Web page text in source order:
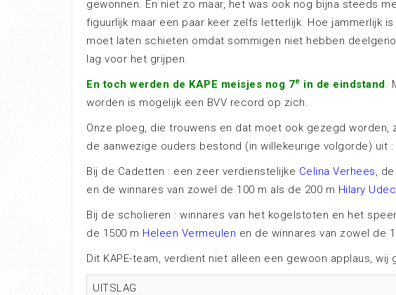
gewonnen. En niet zo maar, het was ook nog bijna steeds
figuurlijk maar een paar keer zelfs letterlijk. Hoe jammerlijk
moet laten schieten omdat sommigen niet hebben
lag voor het grijpen.
En toch werden de KAPE meisjes nog 7e in de eindstand.
worden is mogelijk een BVV record op zich.
Onze ploeg, die trouwens en dat moet ook gezegd
de aanwezige ouders bestond (in willekeurige volgorde) uit :
Bij de Cadetten : een zeer verdienstelijke Celina Verhees,
en de winnares van zowel de 100 m als de 200 m Hilary
Bij de scholieren : winnares van het kogelstoten en het
de 1500 m Heleen Vermeulen en de winnares van zowel de
Dit KAPE-team, verdient niet alleen een gewoon applaus,
UITSLAG